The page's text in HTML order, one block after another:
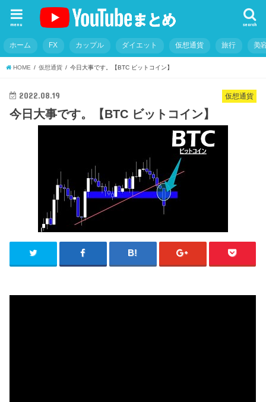
search
menu
ホーム FX カップル ダイエット 仮想通貨 旅行 美
HOME 仮想通貨 今日大事です。【BTC ビットコイン】
仮想通貨
2022.08.19
今日大事です。【BTC ビットコイン】